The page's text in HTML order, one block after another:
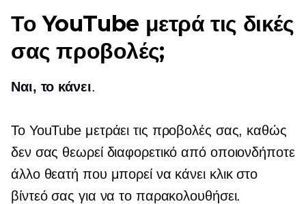
Το YouTube μετρά τις δικές
σας προβολές;
Ναι, το κάνει.
Το YouTube μετράει τις προβολές σας, καθώς
δεν σας θεωρεί διαφορετικό από οποιονδήποτε
άλλο θεατή που μπορεί να κάνει κλικ στο
βίντεό σας για να το παρακολουθήσει.